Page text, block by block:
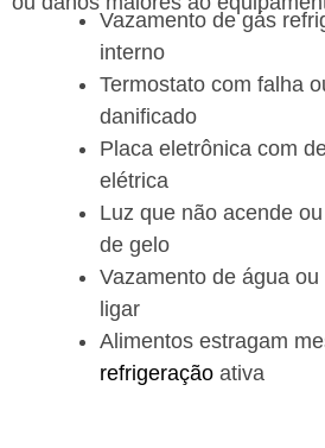
Vazamento de gás
interno
Termostato com falha
danificado
Placa eletrônica com
elétrica
Luz que não acende
de gelo
Vazamento de água
ligar
Alimentos estragam
refrigeração ativa